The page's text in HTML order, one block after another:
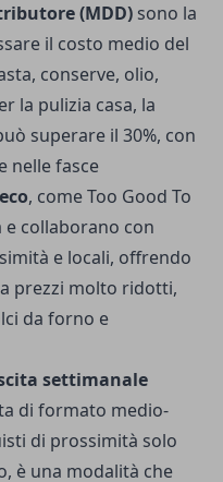
(MDD) sono la
il costo medio del
conserve, olio,
la pulizia casa, la
superare il 30%, con
nelle fasce
, come Too Good To
e collaborano con
e locali, offrendo
prezzi molto ridotti,
da forno e
settimanale
di formato medio-
di prossimità solo
è una modalità che